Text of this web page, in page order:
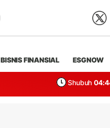
BISNIS FINANSIAL ESGNOW
Shubuh